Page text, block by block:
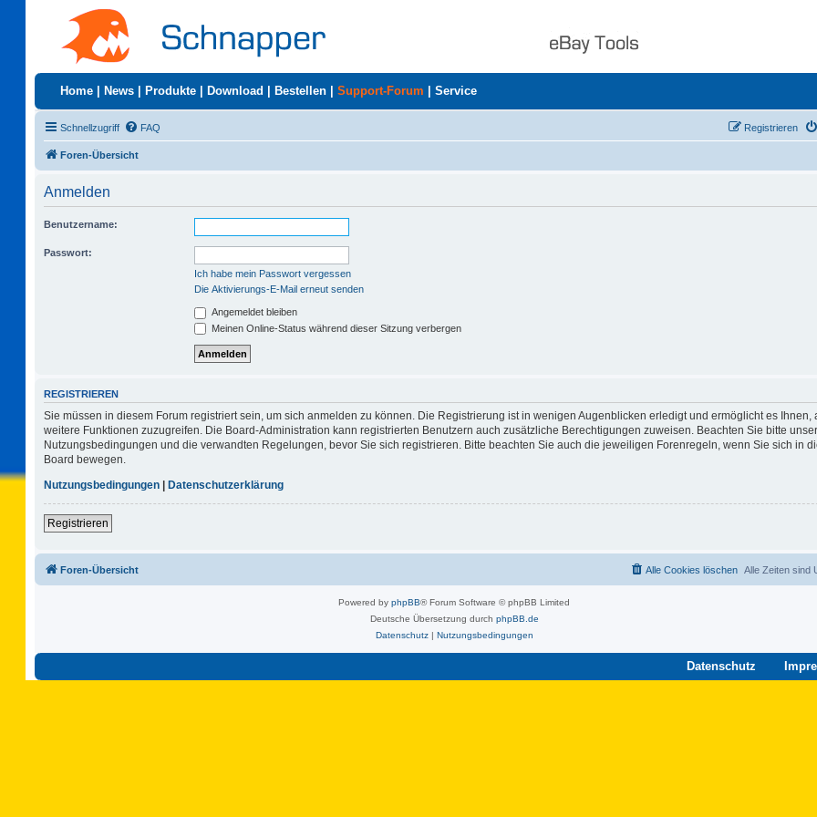
Home News Produkte Download Bestellen Support-Forum Service
Schnellzugriff FAQ Registrieren
Foren-Übersicht
Anmelden
Benutzername:
Passwort:
Ich habe mein Passwort vergessen
Die Aktivierungs-E-Mail erneut senden
Angemeldet bleiben
Meinen Online-Status während dieser Sitzung verbergen
REGISTRIEREN
Sie müssen in diesem Forum registriert sein, um sich anmelden zu können. Die Registrierung ist in wenigen Augenblicken erledigt und ermöglicht es Ihnen,
weitere Funktionen zuzugreifen. Die Board-Administration kann registrierten Benutzern auch zusätzliche Berechtigungen zuweisen. Beachten Sie bitte
Nutzungsbedingungen und die verwandten Regelungen, bevor Sie sich registrieren. Bitte beachten Sie auch die jeweiligen Forenregeln, wenn Sie sich in
Board bewegen.
Nutzungsbedingungen | Datenschutzerklärung
Registrieren
Foren-Übersicht Alle Zeiten sind
Alle Cookies löschen
Powered by phpBB® Forum Software © phpBB Limited
Deutsche Übersetzung durch phpBB.de
Datenschutz| Nutzungsbedingungen
Datenschutz